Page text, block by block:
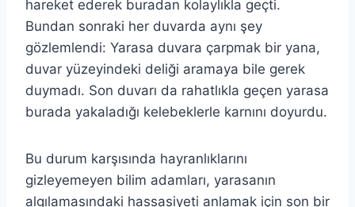
hareket ederek buradan kolaylıkla geçti.
Bundan sonraki her duvarda aynı şey
gözlemlendi: Yarasa duvara çarpmak bir yana,
duvar yüzeyindeki deliği aramaya bile gerek
duymadı. Son duvarı da rahatlıkla geçen yarasa
burada yakaladığı kelebeklerle karnını doyurdu.
Bu durum karşısında hayranlıklarını
gizleyemeyen bilim adamları, yarasanın
algılamasındaki hassasiyeti anlamak için son bir